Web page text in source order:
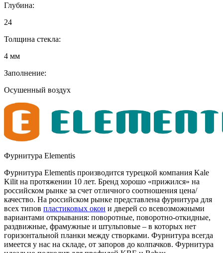
Глубина:
24
Толщина стекла:
4 мм
Заполнение:
Осушенный воздух
Фурнитура Elementis
Фурнитура Elementis производится турецкой компания Kale
Kilit на протяжении 10 лет. Бренд хорошо «прижился» на
российском рынке за счет отличного соотношения цена/
качество. На российском рынке представлена фурнитура для
всех типов пластиковых окон и дверей со всевозможными
вариантами открывания: поворотные, поворотно-откидные,
раздвижные, фрамужные и штульповые – в которых нет
горизонтальной планки между створками. Фурнитура всегда
имеется у нас на складе, от запоров до колпачков. Фурнитура